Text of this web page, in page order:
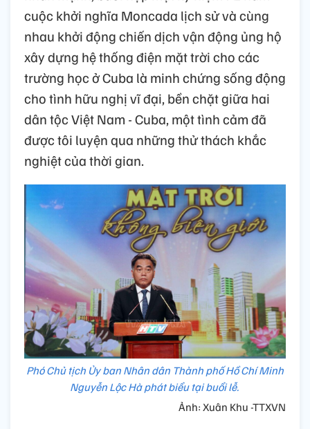
cuộc khởi nghĩa Moncada lịch sử và cùng
nhau khởi động chiến dịch vận động ủng hộ
xây dựng hệ thống điện mặt trời cho các
trường học ở Cuba là minh chứng sống động
cho tình hữu nghị vĩ đại, bền chặt giữa hai
dân tộc Việt Nam - Cuba, một tình cảm đã
được tôi luyện qua những thử thách khắc
nghiệt của thời gian.
Phó Chủ tịch Ủy ban Nhân dân Thành phố Hồ Chí Minh
Nguyễn Lộc Hà phát biểu tại buổi lễ.
Ảnh: Xuân Khu -TTXVN